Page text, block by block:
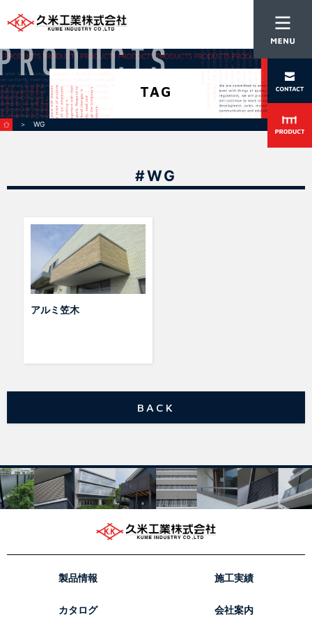
TAG
＞ WG
#WG
アルミ笠木
BACK
製品情報 施工実績
カタログ 会社案内